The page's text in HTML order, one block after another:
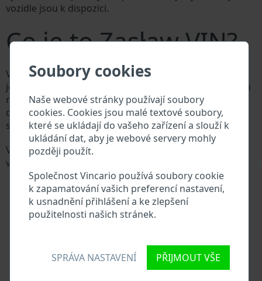
Soubory cookies
Naše webové stránky používají soubory
cookies. Cookies jsou malé textové soubory,
které se ukládají do vašeho zařízení a slouží k
ukládání dat, aby je webové servery mohly
později použít.
Společnost Vincario používá soubory cookie
k zapamatování vašich preferencí nastavení,
k usnadnění přihlášení a ke zlepšení
použitelnosti našich stránek.
SPRÁVA NASTAVENÍ PŘIJMOUT VŠE
vozidle jsou k dispozici.
Co je to Zasław VIN?
Výrobce vozů Zasław přiděluje každému vozidlu
jedinečné identifikační číslo zvané Vehicle Identification
number (VIN). VIN se skládá ze znaků a čísel o celkové
délce 17 znaků, do kterých ze zakódovaná základní
specifikaci vozidla.
Všechny databáze v automobilovém průmyslu
vyhledávají prostřednictvím VIN:
Databáze výrobce Zasław
Databáze dovozců/vývozců Zasław
Databáze prodejců Zasław
Dodavatelé náhradních dílů a autoservisy Zasław
Databáze pojišťoven
Databáze soukromých společností